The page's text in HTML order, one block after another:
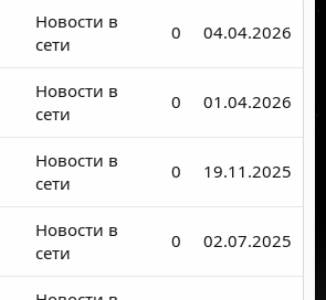
Новости в
сети
0 04.04.2026
Новости в
сети
0 01.04.2026
Новости в
сети
0 19.11.2025
Новости в
сети
0 02.07.2025